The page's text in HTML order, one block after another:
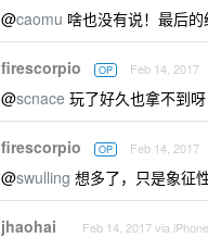
@caomu 啥也没有说！最后
firescorpio OP Feb 14, 2017
@scnace 玩了好久也拿不到
firescorpio OP Feb 14, 2017
@swulling 想多了，只是象征
jhaohai Feb 14, 2017 via iPhone